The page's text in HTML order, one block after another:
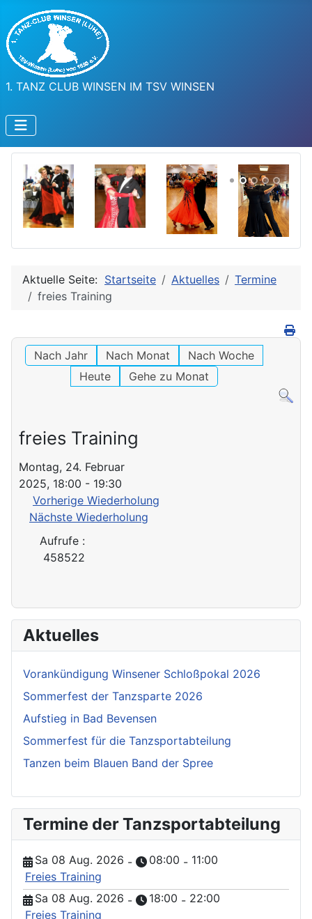
1. TANZ CLUB WINSEN IM TSV WINSEN
Aktuelle Seite: Startseite Aktuelles
Termine
freies Training
Nach Jahr Nach Monat
Nach Woche
Heute
Gehe zu Monat
freies Training
Montag, 24. Februar
2025, 18:00 - 19:30
Vorherige Wiederholung
Nächste Wiederholung
Aufrufe:
458522
Aktuelles
Vorankündigung Winsener Schloßpokal 2026
Sommerfest der Tanzsparte 2026
Aufstieg in Bad Bevensen
Sommerfest für die Tanzsportabteilung
Tanzen beim Blauen Band der Spree
Termine der Tanzsportabteilung
Sa 08 Aug. 2026 - 08:00 - 11:00
Freies Training
Sa 08 Aug. 2026 - 18:00 - 22:00
Freies Training